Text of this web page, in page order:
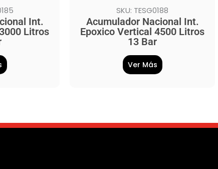
Int.
Litros
SKU: TESG0188
Acumulador Nacional Int.
Epoxico Vertical 4500 Litros
13 Bar
Ver Más